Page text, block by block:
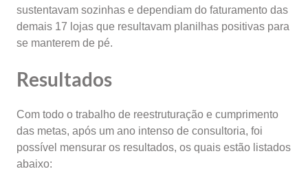
sustentavam sozinhas e dependiam do faturamento das
demais 17 lojas que resultavam planilhas positivas para
se manterem de pé.
Resultados
Com todo o trabalho de reestruturação e cumprimento
das metas, após um ano intenso de consultoria, foi
possível mensurar os resultados, os quais estão listados
abaixo: